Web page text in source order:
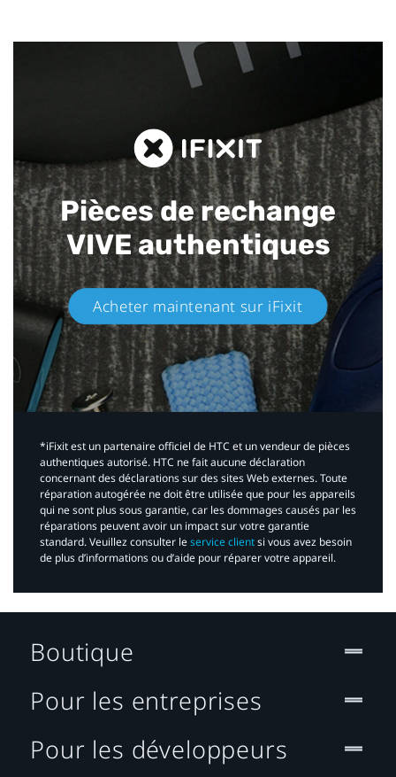
Pièces de rechange
VIVE authentiques​
Acheter maintenant sur iFixit​
*iFixit est un partenaire officiel de HTC et un vendeur de pièces
authentiques autorisé. HTC ne fait aucune déclaration
concernant des déclarations sur des sites Web externes. Toute
réparation autogérée ne doit être utilisée que pour les appareils
qui ne sont plus sous garantie, car les dommages causés par les
réparations peuvent avoir un impact sur votre garantie
standard. Veuillez consulter leservice clientsi vous avez besoin
de plus d’informations ou d’aide pour réparer votre appareil.​
Boutique
Pour les entreprises
Pour les développeurs